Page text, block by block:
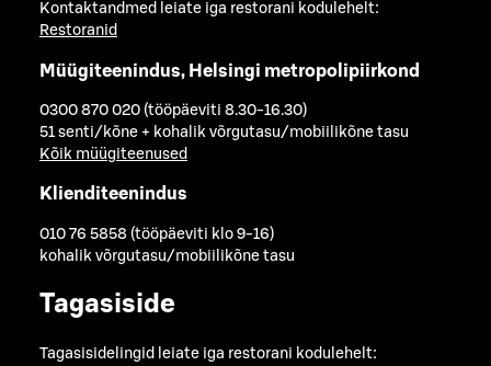
Kontaktandmed leiate iga restorani kodulehelt:
Restoranid
Müügiteenindus, Helsingi metropolipiirkond
0300 870 020 (tööpäeviti 8.30-16.30)
51 senti/kõne + kohalik võrgutasu/mobiilikõne tasu
Kõik müügiteenused
Klienditeenindus
010 76 5858 (tööpäeviti klo 9-16)
kohalik võrgutasu/mobiilikõne tasu
Tagasiside
Tagasisidelingid leiate iga restorani kodulehelt: